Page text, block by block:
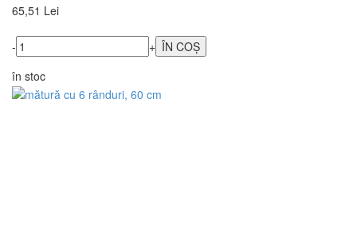
65,51 Lei
-
+
în stoc